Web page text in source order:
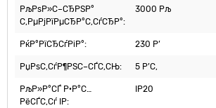
РљРѕР»С–СЂРЅР°
С‚РµРјРїРµСЂР°С‚СѓСЂР°:
3000 Рљ
РќР°РїСЂСѓРіР°: 230 Р’
РџРѕС‚СѓР¶РЅС–СЃС‚СЊ: 5 Р’С‚
РљР»Р°СЃ Р·Р°С…
РёСЃС‚Сѓ IP:
IP20